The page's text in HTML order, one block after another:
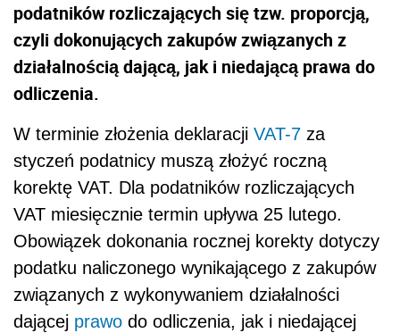
podatników rozliczających się tzw. proporcją,
czyli dokonujących zakupów związanych z
działalnością dającą, jak i niedającą prawa do
odliczenia.
W terminie złożenia deklaracji VAT-7 za
styczeń podatnicy muszą złożyć roczną
korektę VAT. Dla podatników rozliczających
VAT miesięcznie termin upływa 25 lutego.
Obowiązek dokonania rocznej korekty dotyczy
podatku naliczonego wynikającego z zakupów
związanych z wykonywaniem działalności
dającej prawo do odliczenia, jak i niedającej